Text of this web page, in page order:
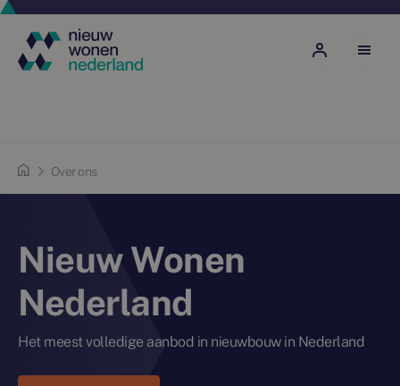
Over ons
Nieuw Wonen
Nederland
Het meest volledige aanbod in nieuwbouw in Nederland